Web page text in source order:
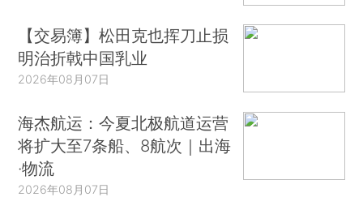
【交易簿】松田克也挥刀止损
明治折戟中国乳业
2026年08月07日
海杰航运：今夏北极航道运营
将扩大至7条船、8航次｜出海
·物流
2026年08月07日